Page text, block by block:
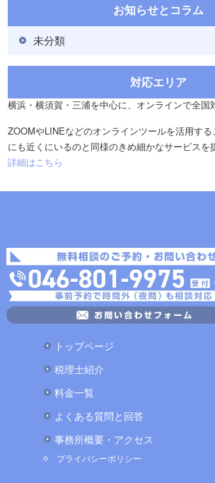
お知らせとコラム
未分類
対応エリア
横浜・横須賀・三浦を中心に、オンラインで全国
ZOOMやLINEなどのオンラインツールを活用す
にも近くにいるのと同様のきめ細かなサービスを
詳細はこちら
トップページ
税理士紹介
料金一覧
よくある質問と回答
事務所概要・アクセス
プライバシーポリシー